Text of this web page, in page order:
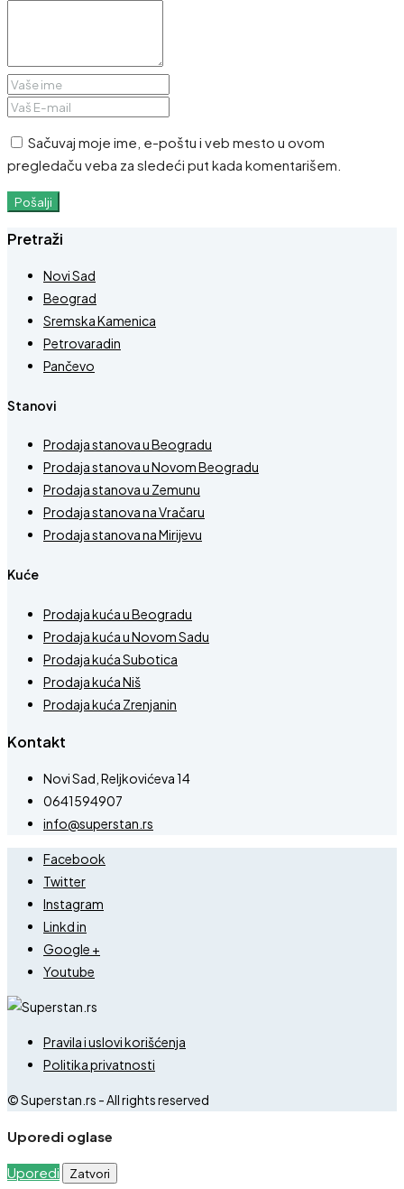
Sačuvaj moje ime, e-poštu i veb mesto u ovom
pregledaču veba za sledeći put kada komentarišem.
Pošalji
Pretraži
Novi Sad
Beograd
Sremska Kamenica
Petrovaradin
Pančevo
Stanovi
Prodaja stanova u Beogradu
Prodaja stanova u Novom Beogradu
Prodaja stanova u Zemunu
Prodaja stanova na Vračaru
Prodaja stanova na Mirijevu
Kuće
Prodaja kuća u Beogradu
Prodaja kuća u Novom Sadu
Prodaja kuća Subotica
Prodaja kuća Niš
Prodaja kuća Zrenjanin
Kontakt
Novi Sad, Reljkovićeva 14
0641594907
info@superstan.rs
Facebook
Twitter
Instagram
Linkd in
Google +
Youtube
Pravila i uslovi korišćenja
Politika privatnosti
© Superstan.rs - All rights reserved
Uporedi oglase
Uporedi Zatvori